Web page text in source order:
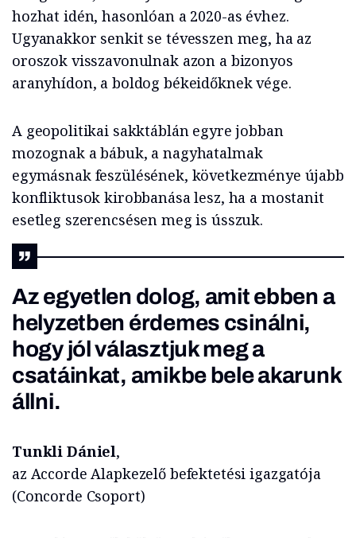
hozhat idén, hasonlóan a 2020-as évhez.
Ugyanakkor senkit se tévesszen meg, ha az
oroszok visszavonulnak azon a bizonyos
aranyhídon, a boldog békeidőknek vége.
A geopolitikai sakktáblán egyre jobban
mozognak a bábuk, a nagyhatalmak
egymásnak feszülésének, következménye újabb
konfliktusok kirobbanása lesz, ha a mostanit
esetleg szerencsésen meg is ússzuk.
Az egyetlen dolog, amit ebben a
helyzetben érdemes csinálni,
hogy jól választjuk meg a
csatáinkat, amikbe bele akarunk
állni.
Tunkli Dániel,
az Accorde Alapkezelő befektetési igazgatója
(Concorde Csoport)